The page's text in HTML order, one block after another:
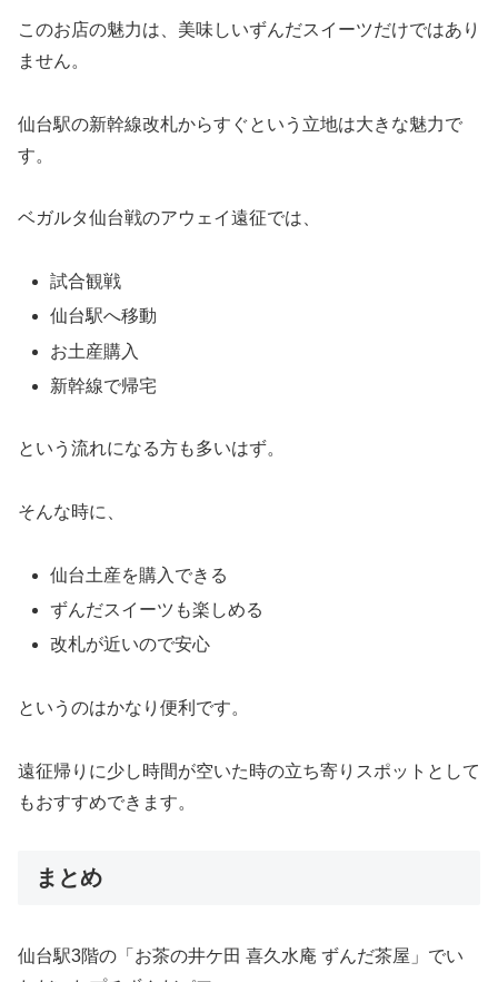
このお店の魅力は、美味しいずんだスイーツだけではあり
ません。
仙台駅の新幹線改札からすぐという立地は大きな魅力で
す。
ベガルタ仙台戦のアウェイ遠征では、
試合観戦
仙台駅へ移動
お土産購入
新幹線で帰宅
という流れになる方も多いはず。
そんな時に、
仙台土産を購入できる
ずんだスイーツも楽しめる
改札が近いので安心
というのはかなり便利です。
遠征帰りに少し時間が空いた時の立ち寄りスポットとして
もおすすめできます。
まとめ
仙台駅3階の「お茶の井ケ田 喜久水庵 ずんだ茶屋」でい